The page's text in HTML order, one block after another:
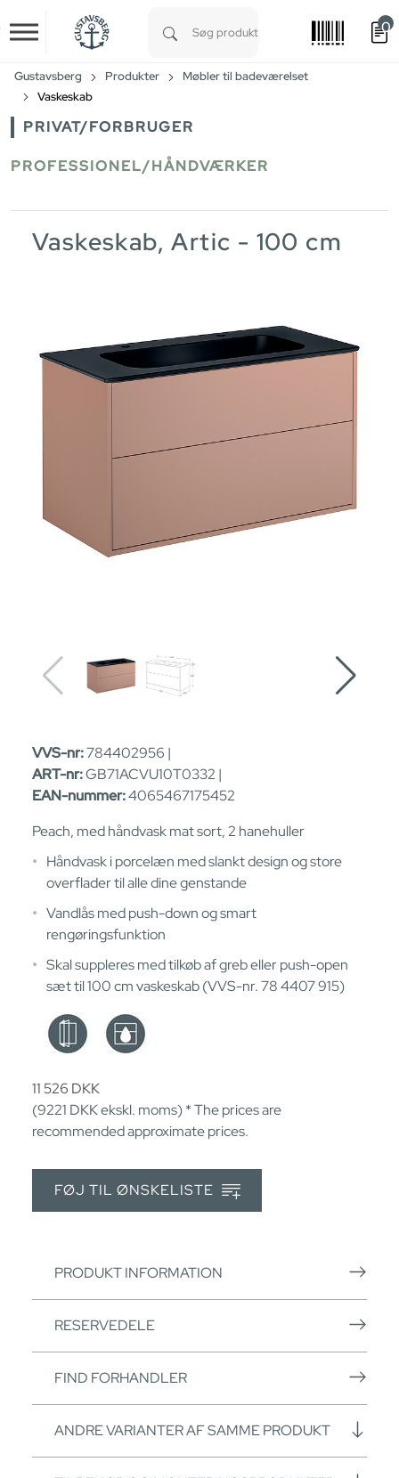
Skip to main content
0
Gustavsberg Produkter
Møbler til badeværelset
Vaskeskab
PRIVAT/FORBRUGER
PROFESSIONEL/HÅNDVÆRKER
Vaskeskab, Artic - 100 cm
VVS-nr:784402956 |
ART-nr:GB71ACVU10T0332 |
EAN-nummer:4065467175452
Peach, med håndvask mat sort, 2 hanehuller
Håndvask i porcelæn med slankt design og store
overflader til alle dine genstande
Vandlås med push-down og smart
rengøringsfunktion
Skal suppleres med tilkøb af greb eller push-open
sæt til 100 cm vaskeskab (VVS-nr. 78 4407 915)
11 526 DKK
(9221 DKKekskl. moms) * The prices are
recommended approximate prices.
FØJ TIL ØNSKELISTE
PRODUKT INFORMATION
RESERVEDELE
FIND FORHANDLER
ANDRE VARIANTER AF SAMME PRODUKT